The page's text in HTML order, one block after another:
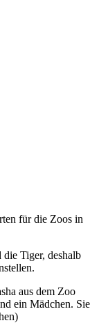
für die Zoos in
Tiger, deshalb
aus dem Zoo
ein Mädchen. Sie